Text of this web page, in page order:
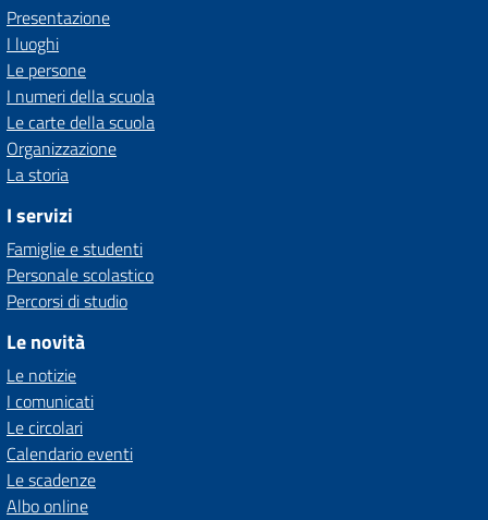
Presentazione
I luoghi
Le persone
I numeri della scuola
Le carte della scuola
Organizzazione
La storia
I servizi
Famiglie e studenti
Personale scolastico
Percorsi di studio
Le novità
Le notizie
I comunicati
Le circolari
Calendario eventi
Le scadenze
Albo online